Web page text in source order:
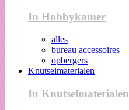
In Hobbykamer
alles
bureau accessoires
opbergers
Knutselmaterialen
In Knutselmaterialen